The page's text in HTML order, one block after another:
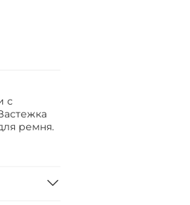
с
ремня.